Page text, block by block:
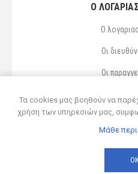
Ο
Ο
Οι
Οι
©
Τα cookies μας βοηθούν να
χρήση των υπηρεσιών μας,
Μάθε
ΟΚ